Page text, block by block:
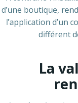
d’une boutique,
l’application d’un
différent
La